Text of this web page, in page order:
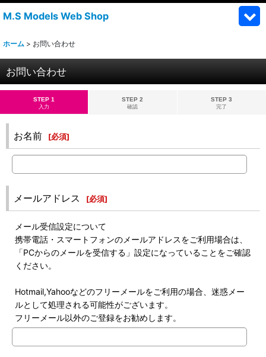
M.S Models Web Shop
ホーム > お問い合わせ
お問い合わせ
STEP 1
入力
STEP 2
確認
STEP 3
完了
お名前 [必須]
メールアドレス [必須]
メール受信設定について
携帯電話・スマートフォンのメールアドレスをご利用場合は、
「PCからのメールを受信する」設定になっていることをご確認
ください。
Hotmail,Yahooなどのフリーメールをご利用の場合、迷惑メー
ルとして処理される可能性がございます。
フリーメール以外のご登録をお勧めします。